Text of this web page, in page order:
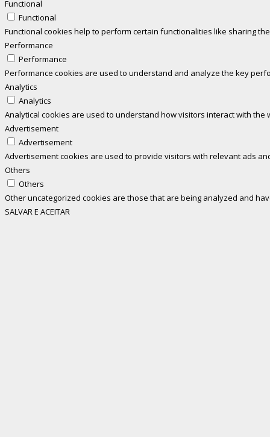
Functional
Functional
Functional cookies help to perform certain functionalities like sharing
Performance
Performance
Performance cookies are used to understand and analyze the key
Analytics
Analytics
Analytical cookies are used to understand how visitors interact with
Advertisement
Advertisement
Advertisement cookies are used to provide visitors with relevant ads
Others
Others
Other uncategorized cookies are those that are being analyzed and
SALVAR E ACEITAR